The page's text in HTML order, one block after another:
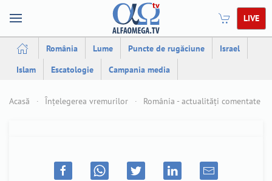
LIVE
România Lume Puncte de rugăciune
Israel
Islam
Escatologie Campania media
Acasă Înțelegerea vremurilor România - actualități comentate